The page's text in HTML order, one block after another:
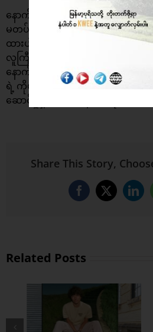
နောက်တစ်ခုက နေကာမျက်မှန် တပ်တ
မတပ်ထားတဲ့ သူနဲ့ စကားပြောမယ်
ထားပါ။ ဒါဟာ ယဉ်ကျေးတဲ့ အမူအ
လူကြီးလူကောင်းဆန်တဲ့ အလေ့အကျင့်
နောက်ဆုံး အကြံပြုချင်တာက ဘယ်သူ
ရဲ့ ကိုယ်ဟန်အမူအယာနဲ့ စကားသံကို တ
ဆောင်မှုရှိအောင် ထိန်းထားဖို့ပါပဲ။
Share This Story,
Facebook
X
Related Posts
အထာကျတဲ့ 90s